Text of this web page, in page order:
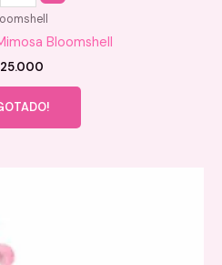
Bloomshell
25.000